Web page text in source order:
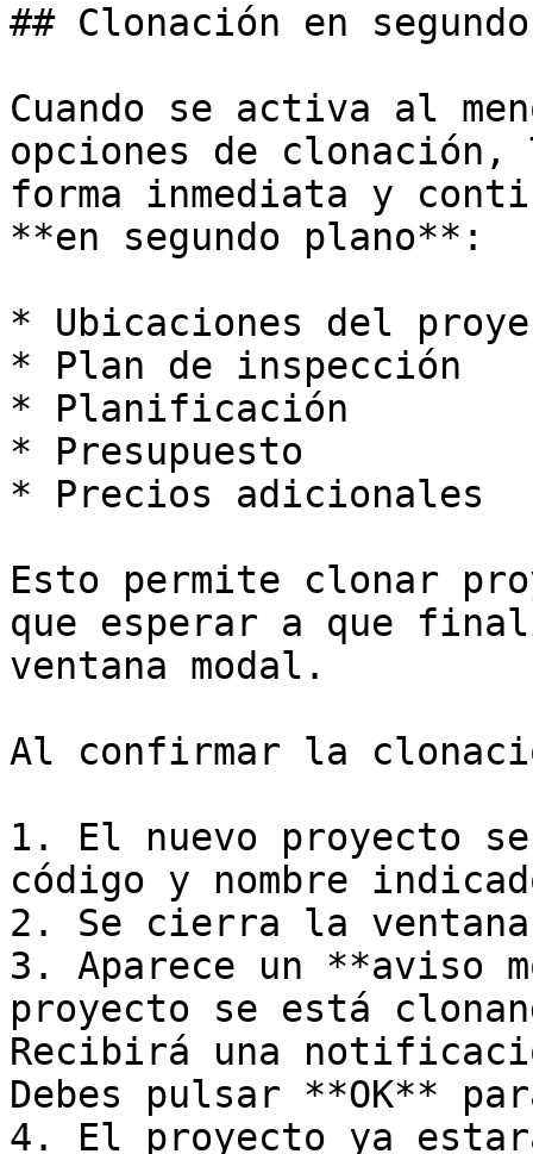
## Clonación en
Cuando se activa al
opciones de
forma inmediata y
**en segundo plano**:
* Ubicaciones del
* Plan de inspección
* Planificación
* Presupuesto
* Precios adicionales
Esto permite clonar
que esperar a que
ventana modal.
Al confirmar la
1. El nuevo proyecto
código y nombre
2. Se cierra la
3. Aparece un **aviso
proyecto se está
Recibirá una
Debes pulsar **OK**
4. El proyecto ya